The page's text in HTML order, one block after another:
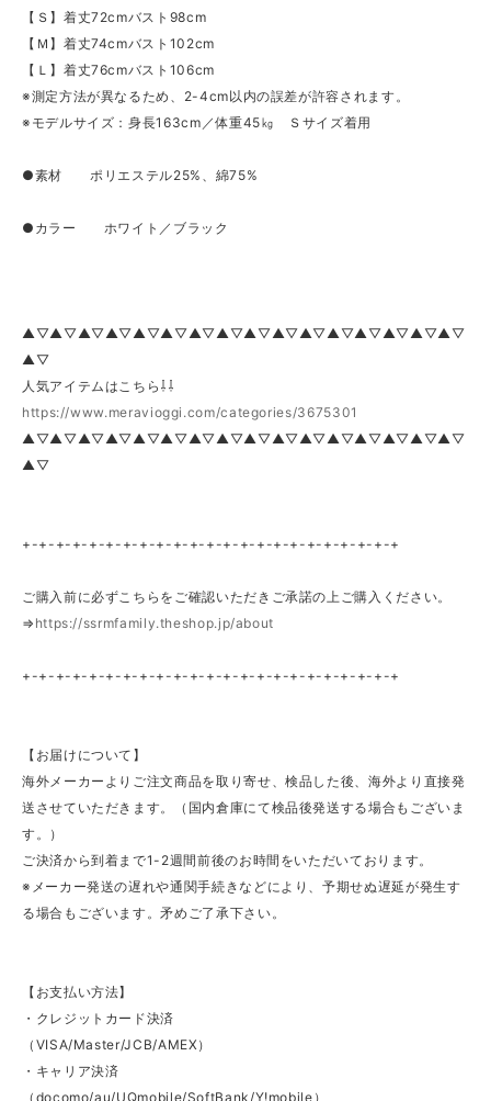
【Ｓ】着丈72cmバスト98cm
【Ｍ】着丈74cmバスト102cm
【Ｌ】着丈76cmバスト106cm
※測定方法が異なるため、2-4cm以内の誤差が許容されます。
※モデルサイズ：身長163cm／体重45㎏ Ｓサイズ着用
●素材 ポリエステル25%、綿75%
●カラー ホワイト／ブラック
▲▽▲▽▲▽▲▽▲▽▲▽▲▽▲▽▲▽▲▽▲▽▲▽▲▽▲▽▲▽▲▽
▲▽
人気アイテムはこちら⇩⇩
https://www.meravioggi.com/categories/3675301
▲▽▲▽▲▽▲▽▲▽▲▽▲▽▲▽▲▽▲▽▲▽▲▽▲▽▲▽▲▽▲▽
▲▽
+-+-+-+-+-+-+-+-+-+-+-+-+-+-+-+-+-+-+-+-+-+-+
ご購入前に必ずこちらをご確認いただきご承諾の上ご購入ください。
⇒ https://ssrmfamily.theshop.jp/about
+-+-+-+-+-+-+-+-+-+-+-+-+-+-+-+-+-+-+-+-+-+-+
【お届けについて】
海外メーカーよりご注文商品を取り寄せ、検品した後、海外より直接発
送させていただきます。（国内倉庫にて検品後発送する場合もございま
す。）
ご決済から到着まで1-2週間前後のお時間をいただいております。
※メーカー発送の遅れや通関手続きなどにより、予期せぬ遅延が発生す
る場合もございます。矛めご了承下さい。
【お支払い方法】
・クレジットカード決済
（VISA/Master/JCB/AMEX）
・キャリア決済
（docomo/au/UQmobile/SoftBank/Y!mobile）